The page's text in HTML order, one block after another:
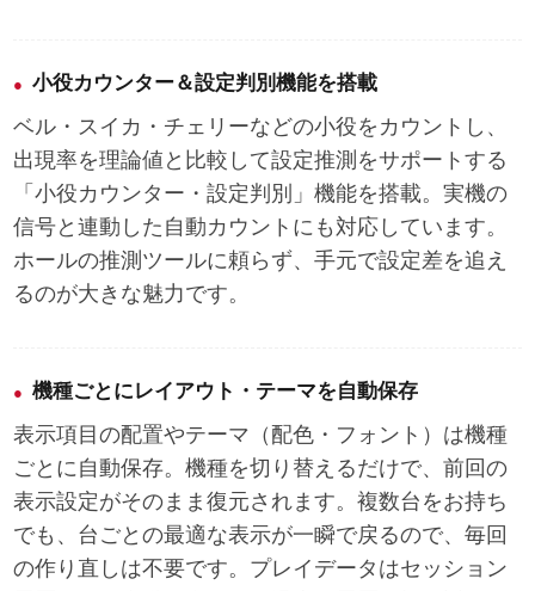
小役カウンター＆設定判別機能を搭載
ベル・スイカ・チェリーなどの小役をカウントし、
出現率を理論値と比較して設定推測をサポートする
「小役カウンター・設定判別」機能を搭載。実機の
信号と連動した自動カウントにも対応しています。
ホールの推測ツールに頼らず、手元で設定差を追え
るのが大きな魅力です。
機種ごとにレイアウト・テーマを自動保存
表示項目の配置やテーマ（配色・フォント）は機種
ごとに自動保存。機種を切り替えるだけで、前回の
表示設定がそのまま復元されます。複数台をお持ち
でも、台ごとの最適な表示が一瞬で戻るので、毎回
の作り直しは不要です。プレイデータはセッション